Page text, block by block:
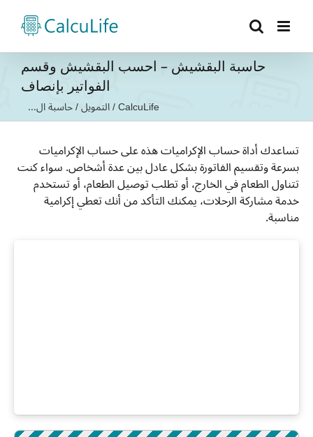
حاسبة البقشيش – احسب البقشيش وقسم
الفواتير بإنصاف
CalcuLife
/التمويل/حاسبة ال...
تساعدك أداة حساب الإكراميات هذه على حساب الإكراميات
بسرعة وتقسيم الفاتورة بشكل عادل بين عدة أشخاص. سواء كنت
تتناول الطعام في الخارج، أو تطلب توصيل الطعام، أو تستخدم
خدمة مشاركة الرحلات، يمكنك التأكد من أنك تعطي إكرامية
مناسبة.